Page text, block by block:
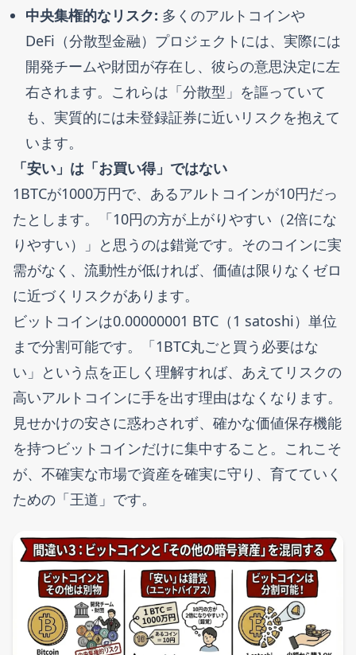
中央集権的なリスク: 多くのアルトコインや
DeFi（分散型金融）プロジェクトには、実際には
開発チームや財団が存在し、彼らの意思決定に左
右されます。これらは「分散型」を謳っていて
も、実質的には未登録証券に近いリスクを抱えて
います。
「安い」は「お買い得」ではない
1BTCが1000万円で、あるアルトコインが10円だっ
たとします。「10円の方が上がりやすい（2倍にな
りやすい）」と思うのは錯覚です。そのコインに実
需がなく、流動性が低ければ、価値は限りなくゼロ
に近づくリスクがあります。
ビットコインは0.00000001 BTC（1 satoshi）単位
まで分割可能です。「1BTC丸ごと買う必要はな
い」という点を正しく理解すれば、あえてリスクの
高いアルトコインに手を出す理由はなくなります。
見せかけの安さに惑わされず、確かな価値保存機能
を持つビットコインだけに集中すること。これこそ
が、不確実な市場で資産を確実に守り、育てていく
ための「王道」です。